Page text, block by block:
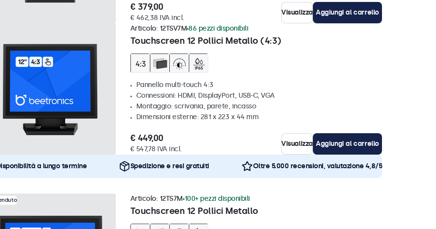
€ 379,00
€ 462,38 IVA incl.
Visualizza Aggiungi al carrello
Touchscreen 12 Pollici Metallo (4:3)
Articolo: 12TSV7M 86 pezzi disponibili
Pannello multi-touch 4:3
Connessioni: HDMI, DisplayPort, USB-C, VGA
Montaggio: scrivania, parete, incasso
Dimensioni esterne: 281 x 223 x 44 mm
€ 449,00
€ 547,78 IVA incl.
Visualizza Aggiungi al carrello
a lungo termine Spedizione e resi gratuiti Oltre 5.000 recensioni, valutazione 4,8/5
Touchscreen 12 Pollici Metallo
Articolo: 12TS7M 100+ pezzi disponibili